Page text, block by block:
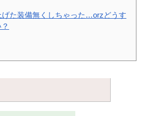
げた装備無くしちゃった…orzどうす